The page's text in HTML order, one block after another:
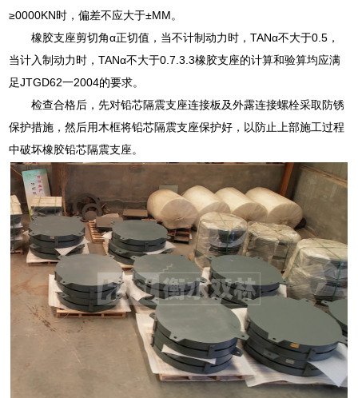
≥0000KN时，偏差不应大于±MM。
橡胶支座剪切角α正切值，当不计制动力时，TANα不大于0.5，
当计入制动力时，TANα不大于0.7.3.3橡胶支座的计算和验算均应满
足JTGD62一2004的要求。
检查合格后，先对铅芯隔震支座连接板及外露连接螺栓采取防锈
保护措施，然后用木框将铅芯隔震支座保护好，以防止上部施工过程
中破坏橡胶铅芯隔震支座。